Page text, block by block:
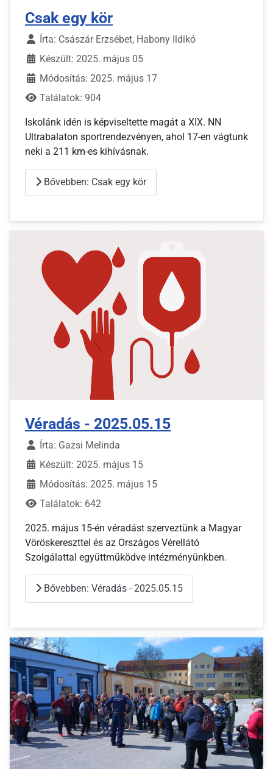
Csak egy kör
Írta: Császár Erzsébet, Habony Ildikó
Készült: 2025. május 05
Módosítás: 2025. május 17
Találatok: 904
Iskolánk idén is képviseltette magát a XIX. NN
Ultrabalaton sportrendezvényen, ahol 17-en vágtunk
neki a 211 km-es kihívásnak.
Bővebben: Csak egy kör
Véradás - 2025.05.15
Írta: Gazsi Melinda
Készült: 2025. május 15
Módosítás: 2025. május 15
Találatok: 642
2025. május 15-én véradást szerveztünk a Magyar
Vöröskereszttel és az Országos Vérellátó
Szolgálattal együttműködve intézményünkben.
Bővebben: Véradás - 2025.05.15